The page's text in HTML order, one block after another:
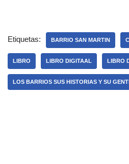
Etiquetas: BARRIO SAN MARTIN
LIBRO LIBRO DIGITAAL LIBRO
LOS BARRIOS SUS HISTORIAS Y SU